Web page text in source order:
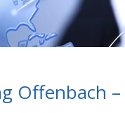
Offenbach